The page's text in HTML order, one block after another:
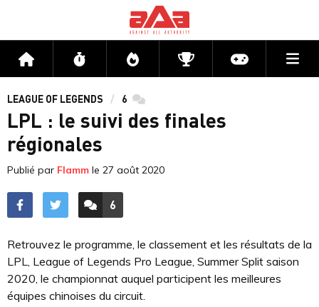
Accueil Flux Directs CompétitionsActu jeux
LEAGUE OF LEGENDS 6 commentaires
LPL : le suivi des finales
régionales
Publié par Flamm le 27 août 2020
ACCÉDER AUX
6
COMMENTAIRES
Retrouvez le programme, le classement et les résultats de la
LPL, League of Legends Pro League, Summer Split saison
2020, le championnat auquel participent les meilleures
équipes chinoises du circuit.